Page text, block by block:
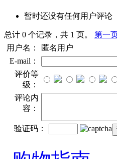
暂时还没有任何用户评论
总计 0 个记录，共 1 页。 第一
用户名：
匿名用户
E-mail：
评价等
级：
评论内
容：
验证码：